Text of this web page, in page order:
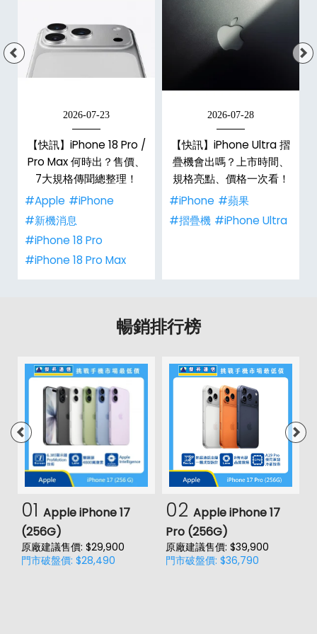
2026-07-23
【快訊】iPhone 18 Pro /
Pro Max 何時出？售價、
7大規格傳聞總整理！
#Apple #iPhone
#新機消息
#iPhone 18 Pro
#iPhone 18 Pro Max
2026-07-28
【快訊】iPhone Ultra 摺
疊機會出嗎？上市時間、
規格亮點、價格一次看！
#iPhone #蘋果
#摺疊機 #iPhone Ultra
暢銷排行榜
01 Apple iPhone 17
(256G)
原廠建議售價: $29,900
門市破盤價: $28,490
02 Apple iPhone 17
Pro (256G)
原廠建議售價: $39,900
門市破盤價: $36,790